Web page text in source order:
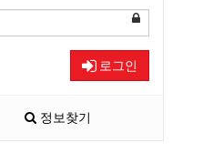
로그인
정보찾기